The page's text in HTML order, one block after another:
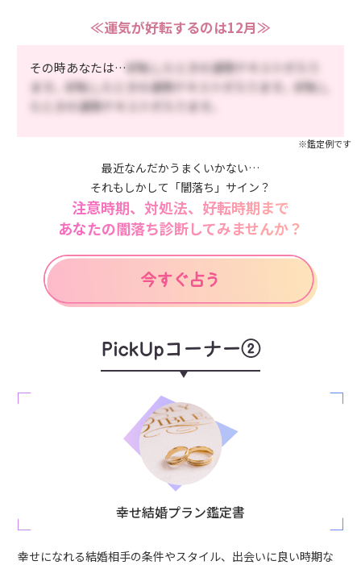
≪運気が好転するのは12月≫
その時あなたは…好転したときの運勢テキストが入り
ます。好転したときの運勢テキストが入ります。好転し
たときの運勢テキストが入ります。
※鑑定例です
最近なんだかうまくいかない…
それもしかして「闇落ち」サイン？
注意時期、対処法、好転時期まで
あなたの闇落ち診断してみませんか？
PickUpコーナー②
幸せ結婚プラン鑑定書
幸せになれる結婚相手の条件やスタイル、出会いに良い時期な